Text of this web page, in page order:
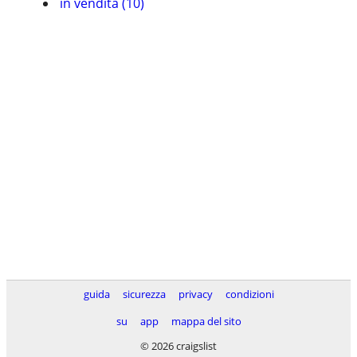
guida sicurezza privacy
condizioni
su
app
mappa del sito
© 2026 craigslist